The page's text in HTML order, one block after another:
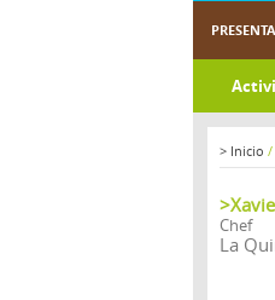
> Inicio /
Chef
La